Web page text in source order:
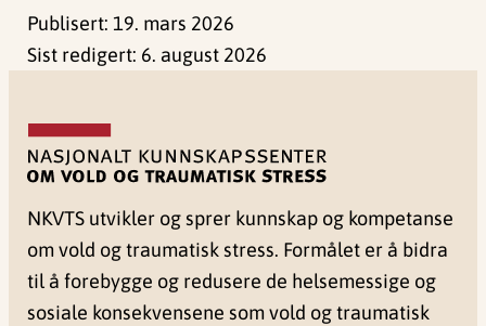
Publisert: 19. mars 2026
Sist redigert: 6. august 2026
NKVTS utvikler og sprer kunnskap og kompetanse
om vold og traumatisk stress. Formålet er å bidra
til å forebygge og redusere de helsemessige og
sosiale konsekvensene som vold og traumatisk